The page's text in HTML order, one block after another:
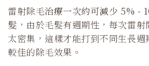
雷射除毛治療一次約可減少 5% -
髮 ，由於毛髮有週期性，每次雷
太密集，這樣才能打到不同生長
較佳的除毛效果。